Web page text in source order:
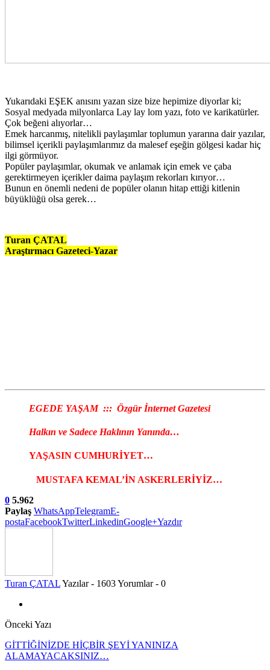
Yukarıdaki EŞEK anısını yazan size bize hepimize diyorlar ki;
Sosyal medyada milyonlarca Lay lay lom yazı, foto ve karikatürler.
Çok beğeni alıyorlar…
Emek harcanmış, nitelikli paylaşımlar toplumun yararına dair yazılar,
bilimsel içerikli paylaşımlarımız da malesef eşeğin gölgesi kadar hiç
ilgi görmüyor.
Popüler paylaşımlar, okumak ve anlamak için emek ve çaba
gerektirmeyen içerikler daima paylaşım rekorları kırıyor…
Bunun en önemli nedeni de popüler olanın hitap ettiği kitlenin
büyüklüğü olsa gerek…
Turan ÇATAL
Araştırmacı Gazeteci-Yazar
EGEDE YAŞAM ::: Özgür İnternet Gazetesi
Halkın ve Sadece Haklının Yanında…
YAŞASIN CUMHURİYET…
MUSTAFA KEMAL’İN ASKERLERİYİZ…
0 5.962
Paylaş WhatsAppTelegramE-
postaFacebookTwitterLinkedinGoogle+Yazdır
Turan ÇATALYazılar - 1603Yorumlar - 0
Önceki Yazı
GİTTİĞİNİZDE HİÇBİR ŞEYİ YANINIZA
ALAMAYACAKSINIZ…